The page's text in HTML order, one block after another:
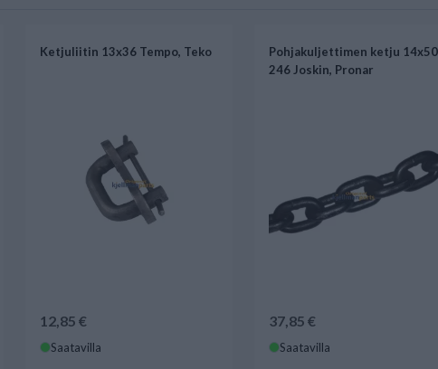
Ketjuliitin 13x36 Tempo, Teko
12,85 €
Saatavilla
Pohjakuljettimen ketju 14x50
246 Joskin, Pronar
37,85 €
Saatavilla